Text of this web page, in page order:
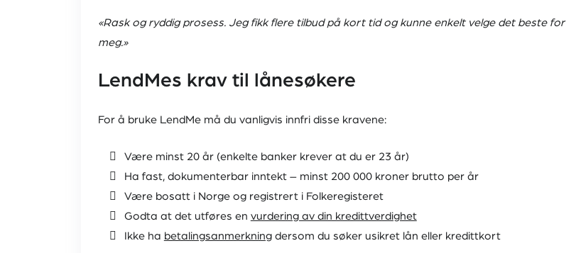
«Rask og ryddig prosess. Jeg fikk flere tilbud på kort tid og kunne enkelt velge det beste for
meg.»
LendMes krav til lånesøkere
For å bruke LendMe må du vanligvis innfri disse kravene:
Være minst 20 år (enkelte banker krever at du er 23 år)
Ha fast, dokumenterbar inntekt – minst 200 000 kroner brutto per år
Være bosatt i Norge og registrert i Folkeregisteret
Godta at det utføres en vurdering av din kredittverdighet
Ikke ha betalingsanmerkningdersom du søker usikret lån eller kredittkort